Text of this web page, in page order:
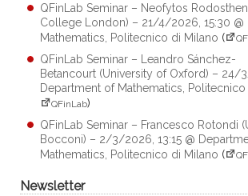
QFinLab Seminar – Neofytos
College London) – 21/4/2026, 15:30 @
Mathematics, Politecnico di Milano (
QFinLab Seminar – Leandro Sánchez-
Betancourt (University of Oxford) – 24/
Department of Mathematics,
QFinLab)
QFinLab Seminar – Francesco Rotondi
Bocconi) – 2/3/2026, 13:15 @
Mathematics, Politecnico di Milano (
Newsletter